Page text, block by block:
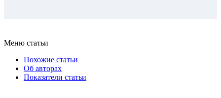
Меню статьи
Похожие статьи
Об авторах
Показатели статьи